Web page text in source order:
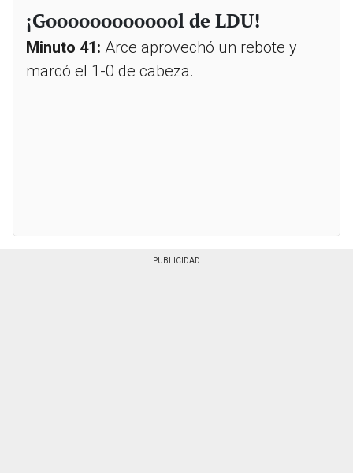
¡Gooooooooooool de LDU!
Minuto 41: Arce aprovechó un rebote y
marcó el 1-0 de cabeza.